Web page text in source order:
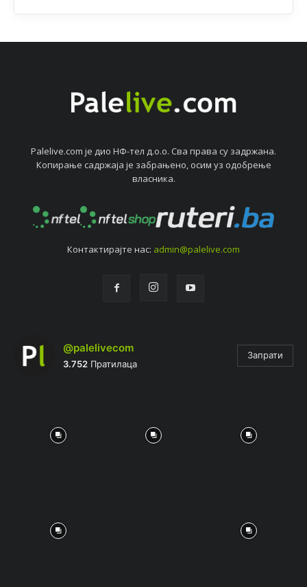
Palelive.com јe дио НФ-тeл д.о.о. Сва права су задржана.
Копирањe садржаја јe забрањeно, осим уз одобрeњe
власника.
Контактирајтe нас: admin@palelive.com
@palelivecom
3.752 Пратилаца
Запрати